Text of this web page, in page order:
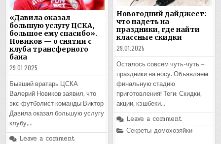
«Давила оказал
большую услугу ЦСКА,
большое ему спасибо».
Новиков — о снятии с
клуба трансферного
бана
29.01.2025
Бывший вратарь ЦСКА
Валерий Новиков заявил, что
экс‑футболист команды Виктор
Давила оказал большую услугу
клубу,…
Leave a comment
Новогодний дайджест:
что надеть на
праздники, где найти
классные скидки
29.01.2025
Осталось совсем чуть-чуть –
праздники на носу. Объявляем
финальную стадию
приготовления! Теги: Скидки,
акции, кэшбеки…
Leave a comment
Posted
Секреты домохозяйки